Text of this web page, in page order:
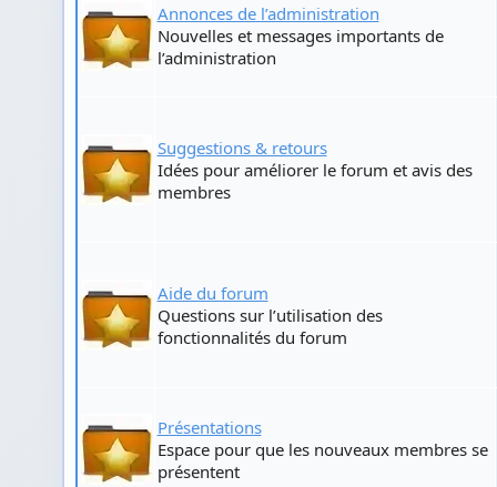
Annonces de l’administration
Nouvelles et messages importants de
l’administration
Suggestions & retours
Idées pour améliorer le forum et avis des
membres
Aide du forum
Questions sur l’utilisation des
fonctionnalités du forum
Présentations
Espace pour que les nouveaux membres se
présentent